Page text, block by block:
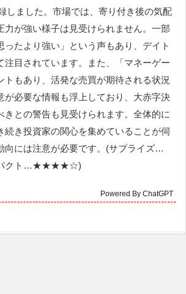
しました。市場では、寄り付き後の気配
力が強い様子は見受けられません。一部
ったより強い」という声もあり、デイト
注目されています。また、「マネーゲー
トもあり、活発な売買が期待される状況
が必要な情報も浮上しており、大赤字決
きとの警告も見受けられます。全体的に
続き投資家の関心を集めていることが伺
向には注意が必要です。(サプライズ…
クト…★★★★☆)
Powered By ChatGPT